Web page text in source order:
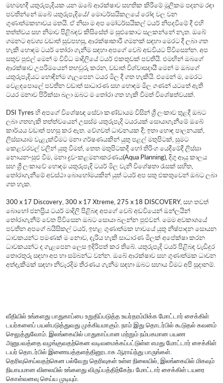
මහමඟදී යතුරුපැදියක යන ඔබේ ආරක්ෂාව සහතික කිරීමේ මූලිකම පදනම රඳා
පවතින්නේ ඔබේ යතුරුපැදියේ/ මොටර්සයිකලයේ රෝද වල වන
ගුණාත්මකභාවය මතයි. ඒ නිසා ම අප මෝටර්සයිකල් ටයර් නිපදවීමේ දී එහි
තත්ත්වය සහ නිමාව පිළිබඳව කිසිසේත් ම සුළුකොට සලකන්නේ නැත. ඔබේ
ගමනට අවශ්‍ය වඩාත් සුවපහසු, ආරක්ෂාකාරී ගමනක් සඳහා මෙරට දී ලබා ගත
හැකි හොඳම ටයර් තෝරා ගැනීම සඳහා අපගේ වෙබ් අඩවියට පිවිසෙන්න. අප
සතුව පුළුල් මෙන් ම විවිධ මාදිලියේ ටයර් එකතුවක් පවතියි. එමඟින් ඔබගේ
ආරක්ෂාව උපරිමයෙන් තහවුරු කරන, වඩාත් විශ්වාසදායී මෙන් ම ඔබගේ
යතුරුපැදියට හොඳින්ම ගැලපෙන ටයර මිල දී ගත හැකියි. එමෙන් ම, මෙරට
වෙළඳපොලේ පවතින වඩාත් සාධාරණ සහ හොඳම මිල ගණන් යටතේ ඇති
ටයර මනාව පිරික්සා බලා ඔබට ම තෝරා ගත හැකි වීමත් විශේෂත්වයක්.
DSI Tyres හි අපගේ විශේෂඥ සේවා කණ්ඩායම විසින් ශ්‍රී ලංකාව තුළදී ඔබට
ලබා ගතහැකි තත්ත්වයෙන් උසස්ම යතුරුපැදි ටයරයක් සොයාගැනීමේ ඔබේ
කාර්යය වඩාත් පහසු කර ඇත. වේගවත් ධාවනයක දී; ඉතා හොඳ පාලනයක්,
ලිස්සායාම වැළැක්වීමට මනා ගර්ෂණයකින් යුතු පළල් මතුපිටක්, සුමට
කෙළවරවල් වලින් යුතු වීමත්, තෙත මතුපිටකදී හෝ තිරිංග යෙදීමේදී ලිස්සා
නොයන-සුළු වීම, මනා ද්‍රව-කළමනාකරණය(Aqua Planning), දිගු ආයු කාලය
සහ ශ්‍රී ලංකාවේ හොඳම යතුරුපැදි ටයර් මිල වැනි විශේෂතා රැසක් සහිත,
තෝරාගැනීමේ අවස්ථා බොහෝමයකින් යුත් ටයර් අප සතු එකතුවෙන් ඔබට ලබා
ගත හැක.
300 x 17 Discovery, 300 x 17 Xtreme, 275 x 18 DISCOVERY, සහ තවත්
බොහෝ ජනප්‍රිය ටයර් මාදිලි පිළිබඳ අපගේ වෙබ් අඩවියෙන් ඔන්ලයින්
තෝරාගැනීම් වෙත පිවිසෙන ඔබට සොයා බලන්න පුළුවන්. මෙම අවකාශයේ
පවතින අපගේ බයිසිකල් ටයර්, ඉහළ ගුණාත්මක භාවයේ යුතු නිෂ්පාදන සොයන
ධාවකයන්ට පමණක් ම නොව, දැරිය හැකි සාධාරණ මිලක් අපේක්ෂා කරන
ධාවකයන්ට ද ගැළපෙන ලෙස ඉදිරිපත් කර තිබේ. යතුරුපැදි ටයර් පිළිබඳ වැඩිදුර
තොරතුරු සඳහා අප හා සම්බන්ධ වන්න. ඔබේ ආරක්ෂාව සහ ගුණාත්මක ධාවන
අත්දැකීමක් සඳහා නිවැරදිම තීරණය ගැනීම සඳහා ඔබට සහාය වීමට අපි සූදානම්.
வீதியில் உங்களது பாதுகாப்பை உறுதிப்படுத்த உயர்தரம்மிக்க மோட்டார் சைக்கிள்
டயர்களைப் பயன்படுத்துவது முக்கியமாகும். நாம் இது தொடர்பில் கூடுதல் கவனம்
செலுத்துவோம். இலங்கையில் பாதுகாப்பான மற்றும் நம்பகமான பயண
அனுபவத்தை வழங்குவதற்கென வடிவமைக்கப்பட்டுள்ள எமது மோட்டார் சைக்கிள்
டயர் தொடர்பில் இணையத்தளத்தினூடாக ஆராய்ந்து பாருங்கள்.
தெரிவுசெய்வதற்கென பல்வேறு தெரிவுகள் உள்ள நிலையில், இலங்கையில் மிகவும்
நியாயமான விலையில் உங்களது விருப்பத்திற்கேற்ப மோட்டார் சைக்கிள் டயரை
கொள்வனவு செய்ய முடியும்.